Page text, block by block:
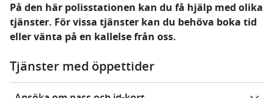
På den här polisstationen kan du få hjälp med olika
tjänster. För vissa tjänster kan du behöva boka tid
eller vänta på en kallelse från oss.
Tjänster med öppettider